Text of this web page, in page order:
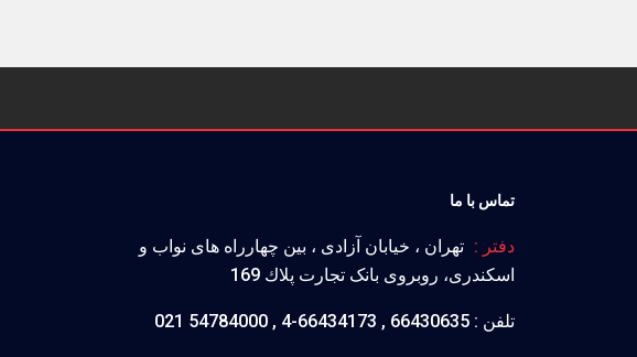
تماس با ما
دفتر : تهران ، خيابان آزادی ، بين چهارراه های نواب و
اسكندری، روبروی بانک تجارت پلاك 169
تلفن : 66430635 , 66434173-4 , 54784000 021